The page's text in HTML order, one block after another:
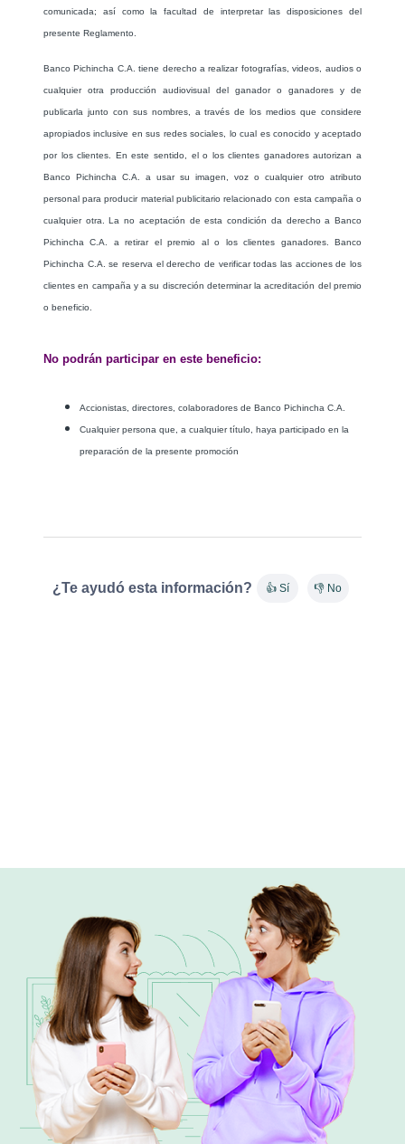
comunicada; así como la facultad de interpretar las disposiciones del
presente Reglamento.
Banco Pichincha C.A. tiene derecho a realizar fotografías, videos, audios o
cualquier otra producción audiovisual del ganador o ganadores y de
publicarla junto con sus nombres, a través de los medios que considere
apropiados inclusive en sus redes sociales, lo cual es conocido y aceptado
por los clientes. En este sentido, el o los clientes ganadores autorizan a
Banco Pichincha C.A. a usar su imagen, voz o cualquier otro atributo
personal para producir material publicitario relacionado con esta campaña o
cualquier otra. La no aceptación de esta condición da derecho a Banco
Pichincha C.A. a retirar el premio al o los clientes ganadores. Banco
Pichincha C.A. se reserva el derecho de verificar todas las acciones de los
clientes en campaña y a su discreción determinar la acreditación del premio
o beneficio.
No podrán participar en este beneficio:
Accionistas, directores, colaboradores de Banco Pichincha C.A.
Cualquier persona que, a cualquier título, haya participado en la
preparación de la presente promoción
¿Te ayudó esta información? 👍 Sí 👎 No